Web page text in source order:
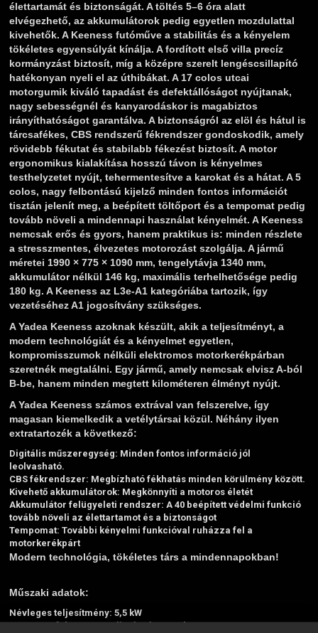
élettartamát és biztonságát. A töltés 5–6 óra alatt
elvégezhető, az akkumulátorok pedig egyetlen mozdulattal
kivehetők. A Keeness futóműve a stabilitás és a kényelem
tökéletes egyensúlyát kínálja. A fordított első villa precíz
kormányzást biztosít, míg a középre szerelt lengéscsillapító
hatékonyan nyeli el az úthibákat. A 17 colos utcai
motorgumik kiváló tapadást és defektállóságot nyújtanak,
nagy sebességnél és kanyarodáskor is magabiztos
irányíthatóságot garantálva. A biztonságról az elöl és hátul is
tárcsafékes, CBS rendszerű fékrendszer gondoskodik, amely
rövidebb fékutat és stabilabb fékezést biztosít. A motor
ergonomikus kialakítása hosszú távon is kényelmes
testhelyzetet nyújt, tehermentesítve a karokat és a hátat. A 5
colos, nagy felbontású kijelző minden fontos információt
tisztán jelenít meg, a beépített töltőport és a tempomat pedig
tovább növeli a mindennapi használat kényelmét. A Keeness
nemcsak erős és gyors, hanem praktikus is: minden részlete
a stresszmentes, élvezetes motorozást szolgálja. A jármű
méretei 1990 × 775 × 1090 mm, tengelytávja 1340 mm,
akkumulátor nélkül 146 kg, maximális terhelhetősége pedig
180 kg. A Keeness az L3e‑A1 kategóriába tartozik, így
vezetéséhez A1 jogosítvány szükséges.
A Yadea Keeness azoknak készült, akik a teljesítményt, a
modern technológiát és a kényelmet egyetlen,
kompromisszumok nélküli elektromos motorkerékpárban
szeretnék megtalálni. Egy jármű, amely nemcsak elvisz A‑ból
B‑be, hanem minden megtett kilométeren élményt nyújt.
A Yadea Keeness számos extrával van felszerelve, így
magasan kiemelkedik a vetélytársai közül. Néhány ilyen
extratartozék a következő:
Digitális műszeregység: Minden fontos információ jól
leolvasható.
CBS fékrendszer: Megbízható fékhatás minden körülmény között.
Kivehető akkumulátorok: Megkönnyíti a motoros életét
Akkumulátor felügyeleti rendszer: A 40 beépített védelmi funkció
tovább növeli az élettartamot és a biztonságot
Tempomat: További kényelmi funkcióval ruházza fel a
motorkerékpárt
Modern technológia, tökéletes társ a mindennapokban!
Műszaki adatok:
Névleges teljesítmény: 5,5 kW
30 perces folyamatos teljesítmény: 7,8 kW